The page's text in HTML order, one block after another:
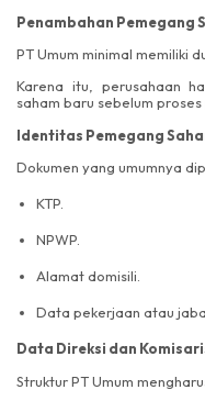
Penambahan Pemegang
PT Umum minimal memiliki
Karena itu, perusahaan
saham baru sebelum
Identitas Pemegang
Dokumen yang umumnya
KTP.
NPWP.
Alamat domisili.
Data pekerjaan atau
Data Direksi dan
Struktur PT Umum